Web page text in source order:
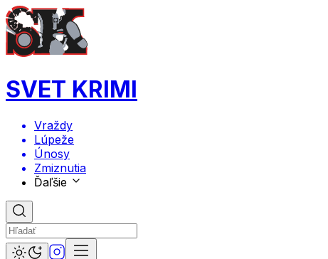
SVET KRIMI
Vraždy
Lúpeže
Únosy
Zmiznutia
Ďaľšie